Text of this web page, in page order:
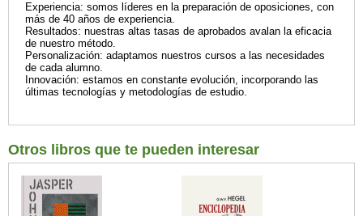
Experiencia: somos líderes en la preparación de oposiciones, con
más de 40 años de experiencia.
Resultados: nuestras altas tasas de aprobados avalan la eficacia
de nuestro método.
Personalización: adaptamos nuestros cursos a las necesidades
de cada alumno.
Innovación: estamos en constante evolución, incorporando las
últimas tecnologías y metodologías de estudio.
Otros libros que te pueden interesar